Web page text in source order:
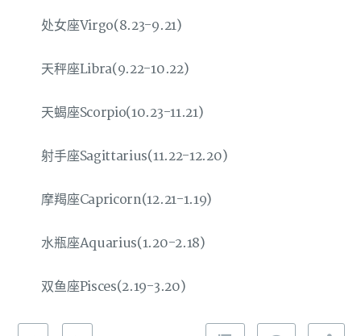
处女座Virgo(8.23-9.21)
天秤座Libra(9.22-10.22)
天蝎座Scorpio(10.23-11.21)
射手座Sagittarius(11.22-12.20)
摩羯座Capricorn(12.21-1.19)
水瓶座Aquarius(1.20-2.18)
双鱼座Pisces(2.19-3.20)